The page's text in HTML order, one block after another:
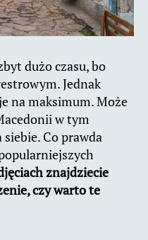
dużo czasu, bo
Jednak
na maksimum. Może
w tym
Co prawda
znajdziecie
czy warto te